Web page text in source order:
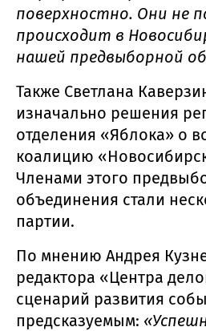
поверхностно. Они не
происходит в
нашей предвыборной
Также Светлана
изначально решения
отделения «Яблока» о
коалицию
Членами этого
объединения стали
партии.
По мнению Андрея
редактора «Центра
сценарий развития
предсказуемым: